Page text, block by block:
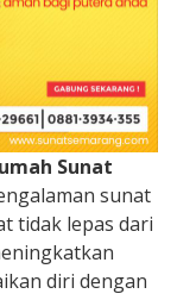
Sunat
sunat
tidak lepas dari
diri dengan